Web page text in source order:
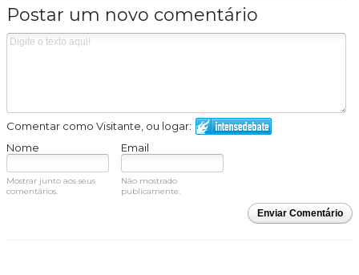
Postar um novo comentário
Comentar como Visitante, ou logar:
Nome
Email
Mostrar junto aos seus
comentários.
Não mostrado
publicamente.
Enviar Comentário